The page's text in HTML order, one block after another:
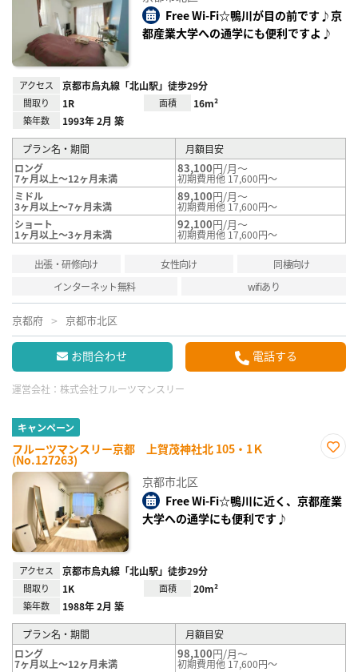
録
Free Wi-Fi☆鴨川が目の前です♪京
都産業大学への通学にも便利ですよ♪
アクセス 京都市烏丸線「北山駅」徒歩29分
間取り 1R 面積 16m²
築年数 1993年 2月 築
プラン名・期間
月額目安
ロング
7ヶ月以上～12ヶ月未満
83,100円/月～
初期費用他 17,600円～
ミドル
3ヶ月以上～7ヶ月未満
89,100円/月～
初期費用他 17,600円～
ショート
1ヶ月以上～3ヶ月未満
92,100円/月～
初期費用他 17,600円～
出張・研修向け 女性向け
同棲向け
インターネット無料
wifiあり
京都府 京都市北区
お問合わせ 電話する
運営会社： 株式会社フルーツマンスリー
キャンペーン
フルーツマンスリー京都 上賀茂神社北 105・1Ｋ
(No.127263)
録
京都市北区
Free Wi-Fi☆鴨川に近く、京都産業
大学への通学にも便利です♪
アクセス 京都市烏丸線「北山駅」徒歩29分
間取り 1K 面積 20m²
築年数 1988年 2月 築
プラン名・期間
月額目安
ロング
7ヶ月以上～12ヶ月未満
98,100円/月～
初期費用他 17,600円～